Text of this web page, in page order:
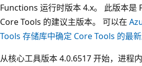
Functions 运行时版本 4.x。 此版本是
Core Tools 的建议主版本。 可以在
Tools 存储库中确定 Core Tools 的最
从核心工具版本 4.0.6517 开始，进程